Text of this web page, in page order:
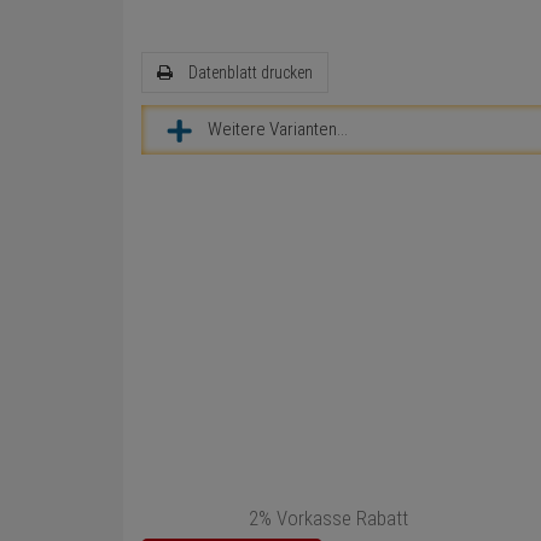
Datenblatt drucken
Weitere Varianten...
2% Vorkasse Rabatt